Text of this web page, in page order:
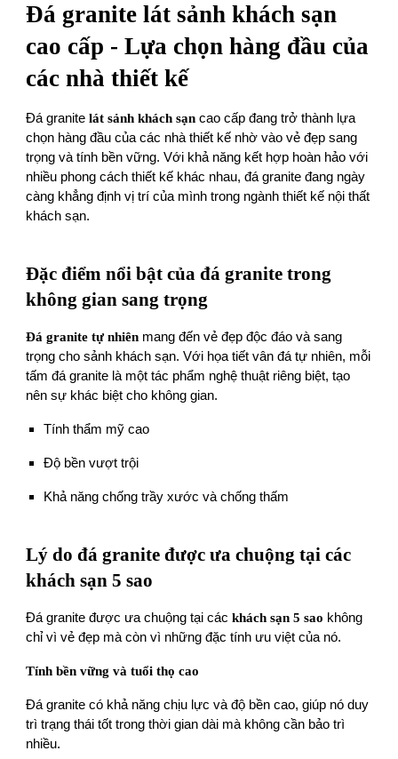
Đá granite lát sảnh khách sạn
cao cấp - Lựa chọn hàng đầu của
các nhà thiết kế
Đá granitelát sảnh khách sạn cao cấp đang trở thành lựa
chọn hàng đầu của các nhà thiết kế nhờ vào vẻ đẹp sang
trọng và tính bền vững. Với khả năng kết hợp hoàn hảo với
nhiều phong cách thiết kế khác nhau, đá granite đang ngày
càng khẳng định vị trí của mình trong ngành thiết kế nội thất
khách sạn.
Đặc điểm nổi bật của đá granite trong
không gian sang trọng
Đá granite tự nhiên mang đến vẻ đẹp độc đáo và sang
trọng cho sảnh khách sạn. Với họa tiết vân đá tự nhiên, mỗi
tấm đá granite là một tác phẩm nghệ thuật riêng biệt, tạo
nên sự khác biệt cho không gian.
Tính thẩm mỹ cao
Độ bền vượt trội
Khả năng chống trầy xước và chống thấm
Lý do đá granite được ưa chuộng tại các
khách sạn 5 sao
Đá granite được ưa chuộng tại cáckhách sạn 5 sao không
chỉ vì vẻ đẹp mà còn vì những đặc tính ưu việt của nó.
Tính bền vững và tuổi thọ cao
Đá granite có khả năng chịu lực và độ bền cao, giúp nó duy
trì trạng thái tốt trong thời gian dài mà không cần bảo trì
nhiều.